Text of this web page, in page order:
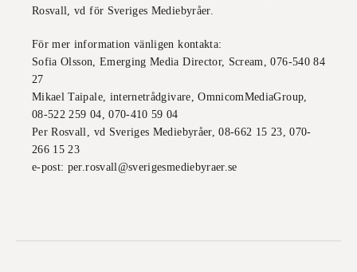
Rosvall, vd för Sveriges Mediebyråer.
För mer information vänligen kontakta:
Sofia Olsson, Emerging Media Director, Scream, 076-540 84
27
Mikael Taipale, internetrådgivare, OmnicomMediaGroup,
08-522 259 04, 070-410 59 04
Per Rosvall, vd Sveriges Mediebyråer, 08-662 15 23, 070-
266 15 23
e-post: per.rosvall@sverigesmediebyraer.se